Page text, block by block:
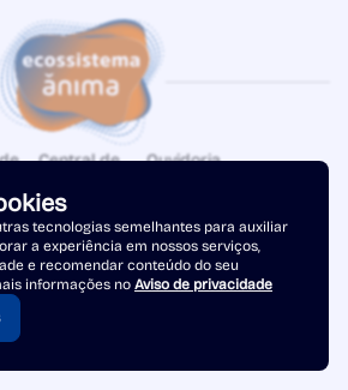
Central de
Ouvidoria
Educação. Todos os direitos reservados.
tecnologias semelhantes para auxiliar
a experiência em nossos serviços,
e recomendar conteúdo do seu
informações no Aviso de privacidade